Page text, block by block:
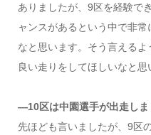
ありましたが、9区を経験で
ャンスがあるという中で非
なと思います。そう言える
良い走りをしてほしいなと思
―10区は中園選手が出走しま
先ほども言いましたが、9区